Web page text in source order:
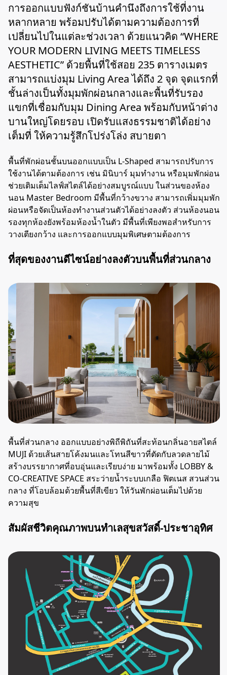
การออกแบบฟังก์ชันบ้านคำนึงถึงการใช้ที่งาน
หลากหลาย พร้อมปรับได้ตามความต้องการที่
เปลี่ยนไปในแต่ละช่วงเวลา ด้วยแนวคิด “WHERE
YOUR MODERN LIVING MEETS TIMELESS
AESTHETIC” ด้วยพื้นที่ใช้สอย 235 ตารางเมตร
สามารถแบ่งมุม Living Area ได้ถึง 2 จุด จุดแรกที่
ชั้นล่างเป็นทั้งมุมพักผ่อนกลางและพื้นที่รับรอง
แขกที่เชื่อมกับมุม Dining Area พร้อมกับหน้าต่าง
บานใหญ่โดยรอบ เปิดรับแสงธรรมชาติได้อย่าง
เต็มที่ ให้ความรู้สึกโปร่งโล่ง สบายตา
พื้นที่พักผ่อนชั้นบนออกแบบเป็น L-Shaped สามารถปรับการ
ใช้งานได้ตามต้องการ เช่น มินิบาร์ มุมทำงาน หรือมุมพักผ่อน
ช่วยเติมเต็มไลฟ์สไตล์ได้อย่างสมบูรณ์แบบ ในส่วนของห้อง
นอน Master Bedroom มีพื้นที่กว้างขวาง สามารถเพิ่มมุมพัก
ผ่อนหรือจัดเป็นห้องทำงานส่วนตัวได้อย่างลงตัว ส่วนห้องนอน
รองทุกห้องยังพร้อมห้องน้ำในตัว มีพื้นที่เพียงพอสำหรับการ
วางเตียงกว้าง และการออกแบบมุมพิเศษตามต้องการ
ที่สุดของงานดีไซน์อย่างลงตัวบนพื้นที่ส่วนกลาง
พื้นที่ส่วนกลาง ออกแบบอย่างพิถีพิถันที่สะท้อนกลิ่นอายสไตล์
MUJI ด้วยเส้นสายโค้งมนและโทนสีขาวที่ตัดกับลวดลายไม้
สร้างบรรยากาศที่อบอุ่นและเรียบง่าย มาพร้อมทั้ง LOBBY &
CO-CREATIVE SPACE สระว่ายน้ำระบบเกลือ ฟิตเนส สวนส่วน
กลาง ที่โอบล้อมด้วยพื้นที่สีเขียว ให้วันพักผ่อนเต็มไปด้วย
ความสุข
สัมผัสชีวิตคุณภาพบนทำเลสุขสวัสดิ์-ประชาอุทิศ